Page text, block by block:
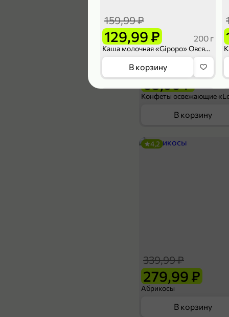
129,99 ₽
159,99 ₽
200 г
Каша молочная «Gipopo» Овсяная с персиком, 200 г
В корзину
83,99 ₽
104,99 ₽
В корзину
279,99 ₽
339,99 ₽
Абрикосы
4,2
В корзину